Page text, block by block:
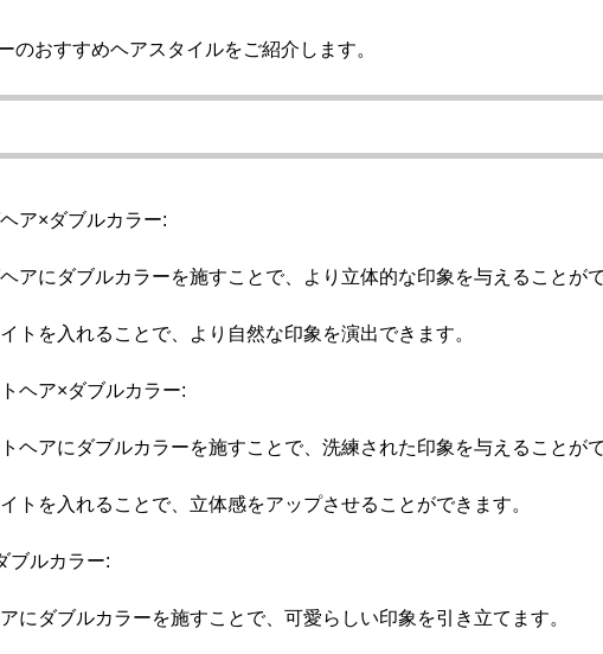
のおすすめヘアスタイルをご紹介します。
ア×ダブルカラー:
アにダブルカラーを施すことで、より立体的な印象を与えることがで
トを入れることで、より自然な印象を演出できます。
ヘア×ダブルカラー:
ヘアにダブルカラーを施すことで、洗練された印象を与えることがで
トを入れることで、立体感をアップさせることができます。
ブルカラー:
にダブルカラーを施すことで、可愛らしい印象を引き立てます。